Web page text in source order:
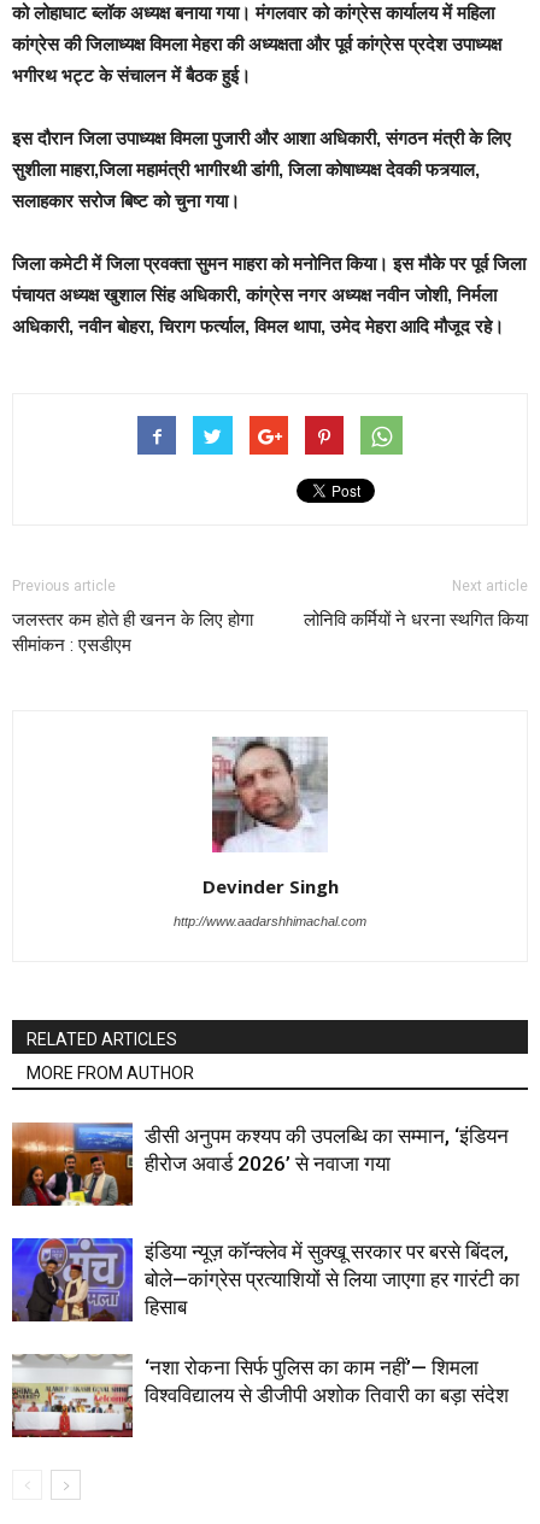
को लोहाघाट ब्लॉक अध्यक्ष बनाया गया। मंगलवार को कांग्रेस कार्यालय में महिला
कांग्रेस की जिलाध्यक्ष विमला मेहरा की अध्यक्षता और पूर्व कांग्रेस प्रदेश उपाध्यक्ष
भगीरथ भट्ट के संचालन में बैठक हुई।
इस दौरान जिला उपाध्यक्ष विमला पुजारी और आशा अधिकारी, संगठन मंत्री के लिए
सुशीला माहरा,जिला महामंत्री भागीरथी डांगी, जिला कोषाध्यक्ष देवकी फत्र्याल,
सलाहकार सरोज बिष्ट को चुना गया।
जिला कमेटी में जिला प्रवक्ता सुमन माहरा को मनोनित किया। इस मौके पर पूर्व जिला
पंचायत अध्यक्ष खुशाल सिंह अधिकारी, कांग्रेस नगर अध्यक्ष नवीन जोशी, निर्मला
अधिकारी, नवीन बोहरा, चिराग फर्त्याल, विमल थापा, उमेद मेहरा आदि मौजूद रहे।
Previous article
जलस्तर कम होते ही खनन के लिए होगा
सीमांकन : एसडीएम
Next article
लोनिवि कर्मियों ने धरना स्थगित किया
Devinder Singh
http://www.aadarshhimachal.com
RELATED ARTICLES
MORE FROM AUTHOR
डीसी अनुपम कश्यप की उपलब्धि का सम्मान, ‘इंडियन
हीरोज अवार्ड 2026’ से नवाजा गया
इंडिया न्यूज़ कॉन्क्लेव में सुक्खू सरकार पर बरसे बिंदल,
बोले—कांग्रेस प्रत्याशियों से लिया जाएगा हर गारंटी का
हिसाब
‘नशा रोकना सिर्फ पुलिस का काम नहीं’— शिमला
विश्वविद्यालय से डीजीपी अशोक तिवारी का बड़ा संदेश